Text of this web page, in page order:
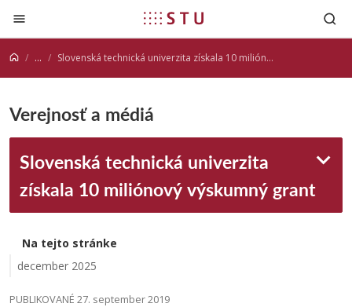
Prejsť na obsah
... Slovenská technická univerzita získala 10 miliónový výskumný grant
Verejnosť a médiá
Slovenská technická univerzita
získala 10 miliónový výskumný grant
Na tejto stránke
december 2025
PUBLIKOVANÉ 27. september 2019